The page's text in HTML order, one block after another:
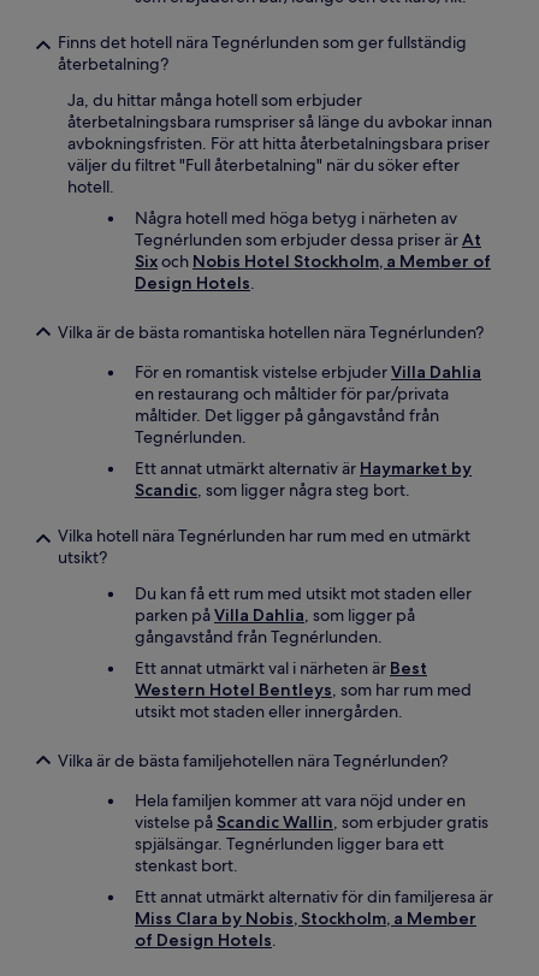
Finns det hotell nära Tegnérlunden som ger fullständig
återbetalning?
Ja, du hittar många hotell som erbjuder
återbetalningsbara rumspriser så länge du avbokar innan
avbokningsfristen. För att hitta återbetalningsbara priser
väljer du filtret "Full återbetalning" när du söker efter
hotell.
Några hotell med höga betyg i närheten av
Tegnérlunden som erbjuder dessa priser ärAt
Sixoch Nobis Hotel Stockholm, a Member of
Design Hotels.
Vilka är de bästa romantiska hotellen nära Tegnérlunden?
För en romantisk vistelse erbjuderVilla Dahlia
en restaurang och måltider för par/privata
måltider. Det ligger på gångavstånd från
Tegnérlunden.
Ett annat utmärkt alternativ är Haymarket by
Scandic, som ligger några steg bort.
Vilka hotell nära Tegnérlunden har rum med en utmärkt
utsikt?
Du kan få ett rum med utsikt mot staden eller
parken påVilla Dahlia, som ligger på
gångavstånd från Tegnérlunden.
Ett annat utmärkt val i närheten är Best
Western Hotel Bentleys, som har rum med
utsikt mot staden eller innergården.
Vilka är de bästa familjehotellen nära Tegnérlunden?
Hela familjen kommer att vara nöjd under en
vistelse på Scandic Wallin, som erbjuder gratis
spjälsängar. Tegnérlunden ligger bara ett
stenkast bort.
Ett annat utmärkt alternativ för din familjeresa är
Miss Clara by Nobis, Stockholm, a Member
of Design Hotels.